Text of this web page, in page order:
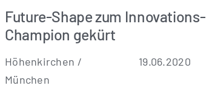
Future-Shape zum Innovations-
Champion gekürt
Höhen­kir­chen /
München
19.06.2020